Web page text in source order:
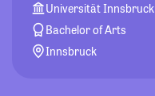
Universität Innsbruck
Bachelor of Arts
Innsbruck